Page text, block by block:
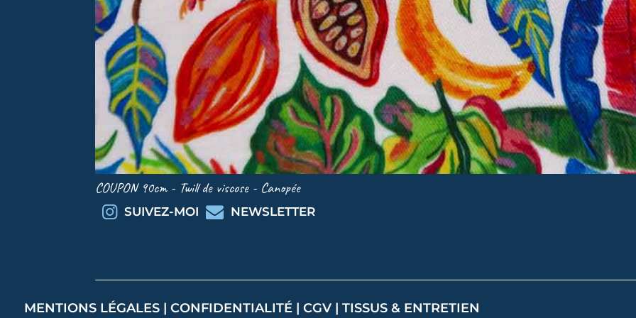
COUPON 90cm - Twill de viscose - Canopée
SUIVEZ-MOI NEWSLETTER
MENTIONS LÉGALES| CONFIDENTIALITÉ| CGV| TISSUS & ENTRETIEN